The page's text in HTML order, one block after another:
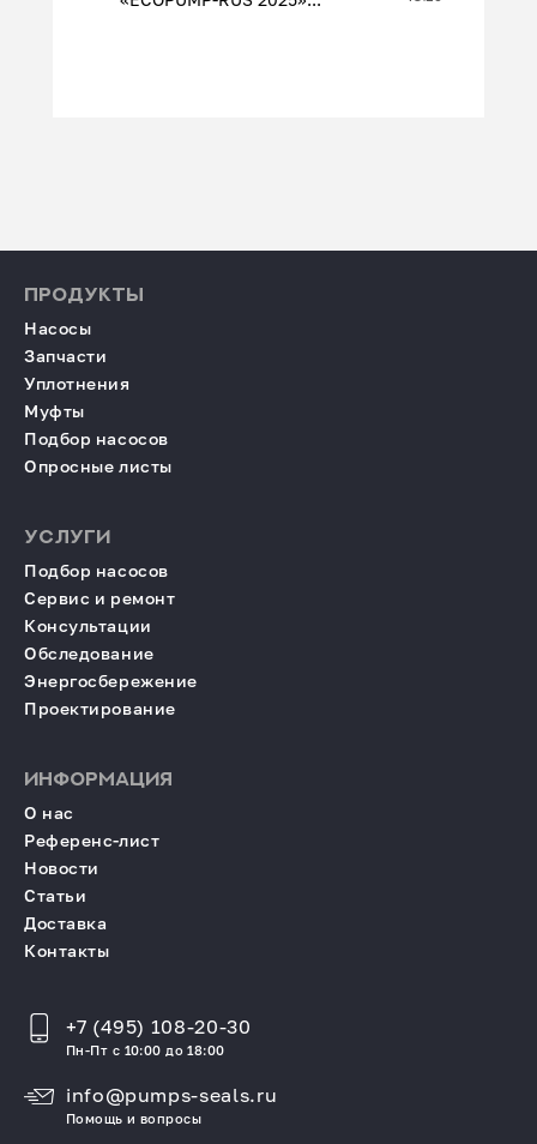
ПРОДУКТЫ
Насосы
Запчасти
Уплотнения
Муфты
Подбор насосов
Опросные листы
УСЛУГИ
Подбор насосов
Сервис и ремонт
Консультации
Обследование
Энергосбережение
Проектирование
ИНФОРМАЦИЯ
О нас
Референс-лист
Новости
Статьи
Доставка
Контакты
+7 (495) 108-20-30
Пн-Пт с 10:00 до 18:00
info@pumps-seals.ru
Помощь и вопросы